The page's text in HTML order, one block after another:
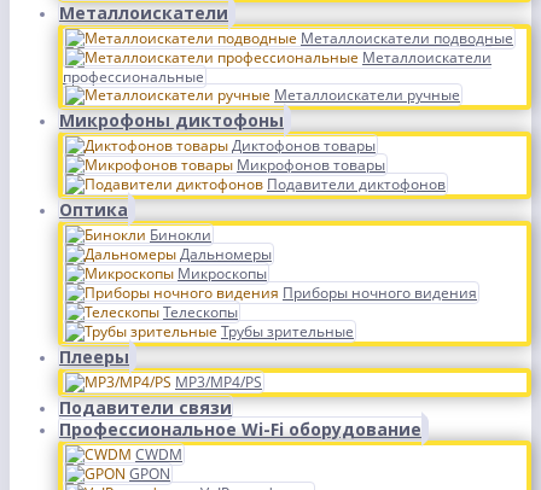
Металлоискатели
Металлоискатели подводные
Металлоискатели
профессиональные
Металлоискатели ручные
Микрофоны диктофоны
Диктофонов товары
Микрофонов товары
Подавители диктофонов
Оптика
Бинокли
Дальномеры
Микроскопы
Приборы ночного видения
Телескопы
Трубы зрительные
Плееры
MP3/MP4/PS
Подавители связи
Профессиональное Wi-Fi оборудование
CWDM
GPON